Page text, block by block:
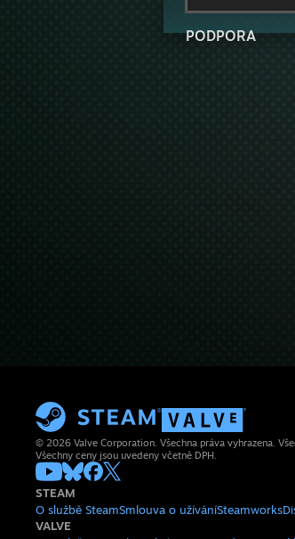
PODPORA
© 2026 Valve Corporation. Všechna práva vyhrazena.
Všechny ceny jsou uvedeny včetně DPH.
STEAM
O službě SteamSmlouva o užíváníSteamworks
VALVE